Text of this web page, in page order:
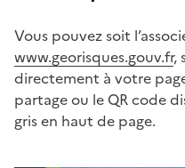
Vous pouvez soit
www.georisques.gouv.fr,
directement à votre
partage ou le QR code
gris en haut de page.